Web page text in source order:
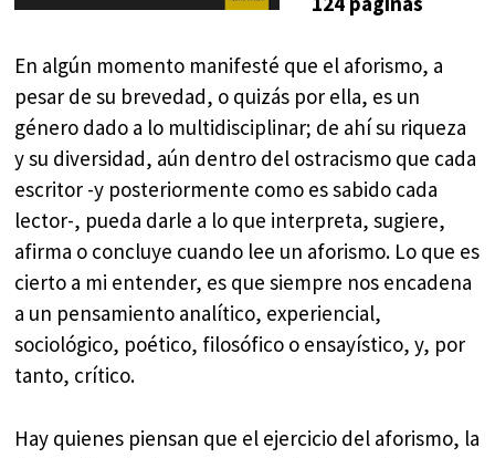
En algún momento manifesté que el aforismo, a
pesar de su brevedad, o quizás por ella, es un
género dado a lo multidisciplinar; de ahí su riqueza
y su diversidad, aún dentro del ostracismo que cada
escritor -y posteriormente como es sabido cada
lector-, pueda darle a lo que interpreta, sugiere,
afirma o concluye cuando lee un aforismo. Lo que es
cierto a mi entender, es que siempre nos encadena
a un pensamiento analítico, experiencial,
sociológico, poético, filosófico o ensayístico, y, por
tanto, crítico.
Hay quienes piensan que el ejercicio del aforismo, la